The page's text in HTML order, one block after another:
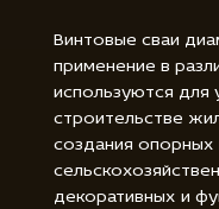
Винтовые сваи
применение в
используются для
строительстве
создания опорных
декоративных и